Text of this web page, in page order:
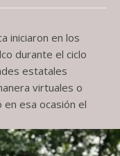
iniciaron en los
durante el ciclo
estatales
virtuales o
esa ocasión el